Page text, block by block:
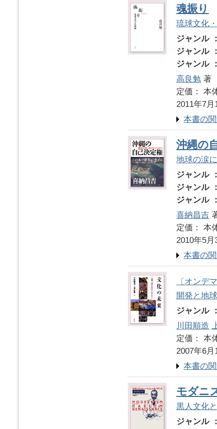
魂振り
琉球文化
ジャンル
ジャンル
ジャンル
高良勉 著
定価：
2011年7月
本書の
沖縄の
地球の涙
ジャンル
ジャンル
ジャンル
喜納昌吉
定価：
2010年5月
本書の
〔オンデ
開発と地
ジャンル
川田順造
定価：
2007年6月
本書の
モダニ
黒人文化
ジャンル